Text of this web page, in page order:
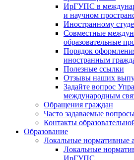
ИрГУПС в
и научном
Иностранному
Совместные
образовательные
Порядок
иностранным
Полезные ссылки
Отзывы наших
Задайте вопрос
международным
Обращения граждан
Часто задаваемые
Контакты
Образование
Локальные нормативные
Локальные
ИрГУПС